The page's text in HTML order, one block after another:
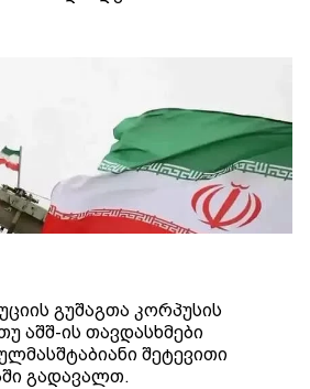
გუშაგთა კორპუსის
აშშ-ის თავდასხმები
შეტევითი
გადავალთ.